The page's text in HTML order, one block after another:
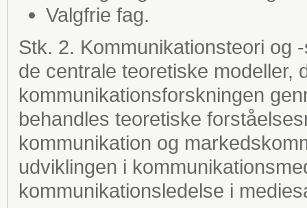
Valgfrie fag.
Stk. 2. Kommunikationsteori og
de centrale teoretiske modeller,
kommunikationsforskningen
behandles teoretiske
kommunikation og
udviklingen i
kommunikationsledelse i